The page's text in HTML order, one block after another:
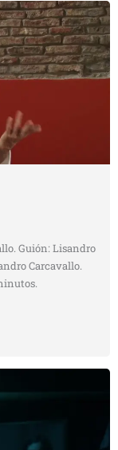
Guión: Lisandro
Carcavallo.